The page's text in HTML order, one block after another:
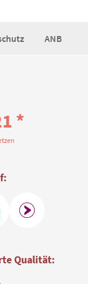
ANB
*
Qualität: